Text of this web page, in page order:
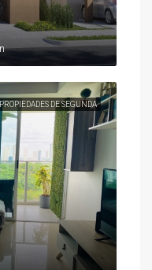
PROPIEDADES DE SEGUNDA